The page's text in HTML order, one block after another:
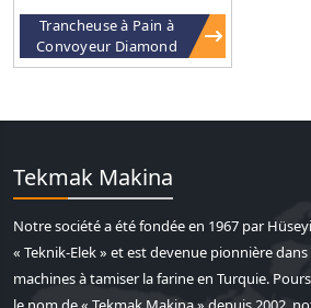
Trancheuse à Pain à
Convoyeur Diamond
Tekmak Makina
Notre société a été fondée en 1967 par
« Teknik-Elek » et est devenue pionnière
machines à tamiser la farine en Turquie.